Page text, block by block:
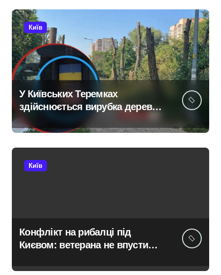
атаки 8 серпня
Київ
У Київських Теремках
здійснюється вирубка дерев
із використанням спецтехніки,
переданої британськими
партнерами для ЗСУ
Київ
Конфлікт на рибалці під
Києвом: ветерана не впустили